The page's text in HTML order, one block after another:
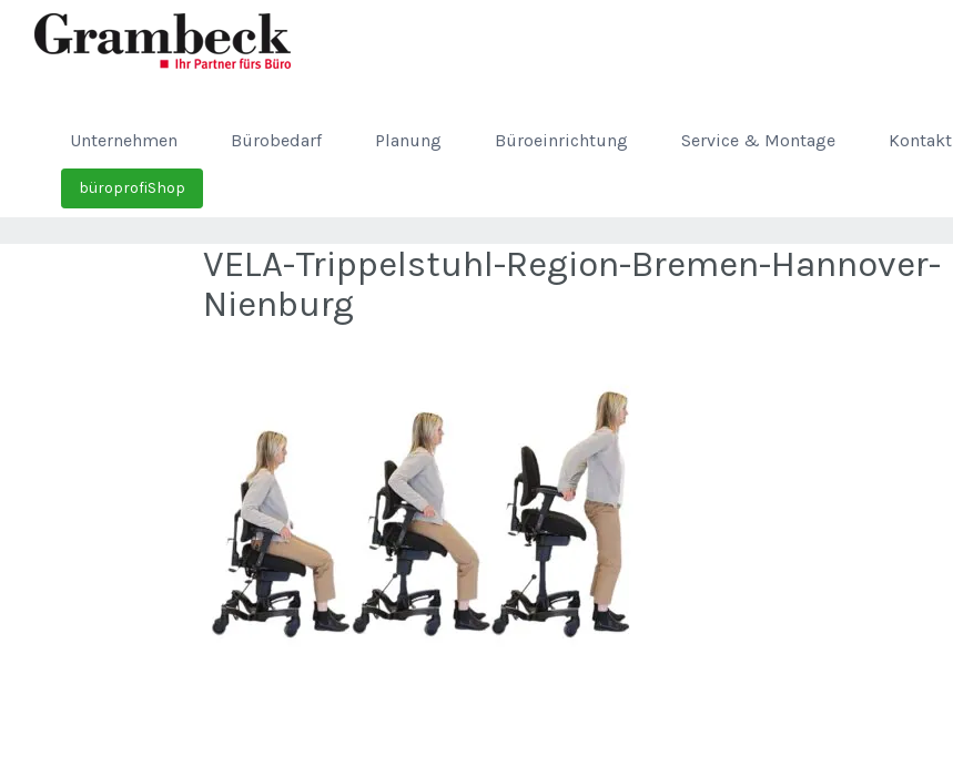
Unternehmen Bürobedarf Planung Büroeinrichtung Service & Montage Kontakt
büroprofiShop
VELA-Trippelstuhl-Region-Bremen-Hannover-
Nienburg